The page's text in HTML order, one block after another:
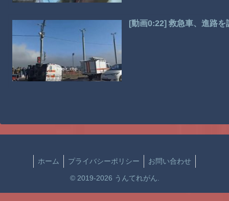
[動画0:22] 救急車、進路を
ホーム プライバシーポリシー お問い合わせ
© 2019-2026 うんてれがん.